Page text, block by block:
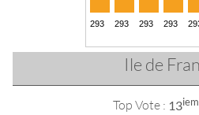
Ile de
Top Vote : 13